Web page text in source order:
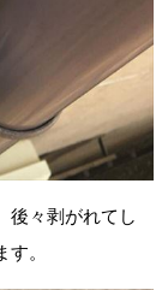
後々剥がれてし
。